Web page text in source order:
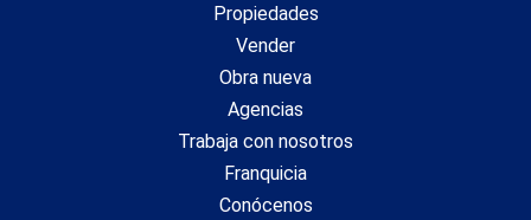
Propiedades
Vender
Obra nueva
Agencias
Trabaja con nosotros
Franquicia
Conócenos